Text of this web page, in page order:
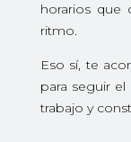
horarios que
ritmo.
Eso sí, te
para seguir
trabajo y